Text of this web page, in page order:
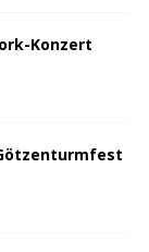
Konzert